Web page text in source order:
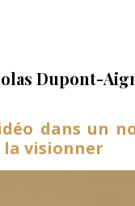
Dupont-
dans un
la visionner